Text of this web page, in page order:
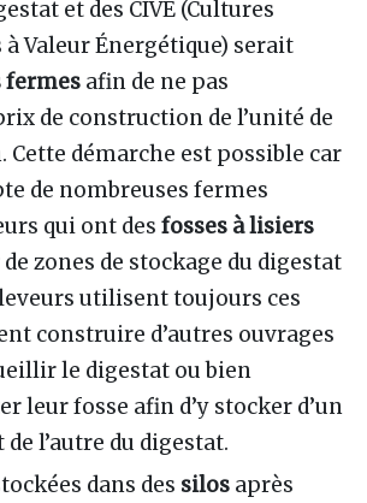
et des CIVE (Cultures
Valeur Énergétique) serait
fermes afin de ne pas
de construction de l’unité de
démarche est possible car
de nombreuses fermes
qui ont des fosses à lisiers
zones de stockage du digestat
utilisent toujours ces
construire d’autres ouvrages
le digestat ou bien
leur fosse afin d’y stocker d’un
l’autre du digestat.
dans des silos après